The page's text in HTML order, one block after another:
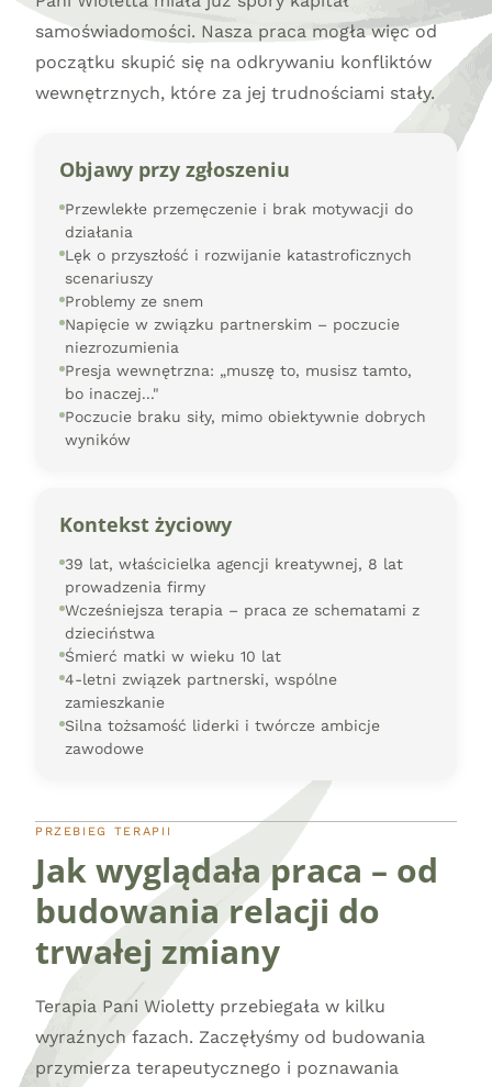
samoświadomości. Nasza praca mogła więc od
początku skupić się na odkrywaniu konfliktów
wewnętrznych, które za jej trudnościami stały.
Objawy przy zgłoszeniu
Przewlekłe przemęczenie i brak motywacji do
działania
Lęk o przyszłość i rozwijanie katastroficznych
scenariuszy
Problemy ze snem
Napięcie w związku partnerskim – poczucie
niezrozumienia
Presja wewnętrzna: „muszę to, musisz tamto,
bo inaczej..."
Poczucie braku siły, mimo obiektywnie dobrych
wyników
Kontekst życiowy
39 lat, właścicielka agencji kreatywnej, 8 lat
prowadzenia firmy
Wcześniejsza terapia – praca ze schematami z
dzieciństwa
Śmierć matki w wieku 10 lat
4-letni związek partnerski, wspólne
zamieszkanie
Silna tożsamość liderki i twórcze ambicje
zawodowe
PRZEBIEG TERAPII
Jak wyglądała praca – od
budowania relacji do
trwałej zmiany
Terapia Pani Wioletty przebiegała w kilku
wyraźnych fazach. Zaczęłyśmy od budowania
przymierza terapeutycznego i poznawania